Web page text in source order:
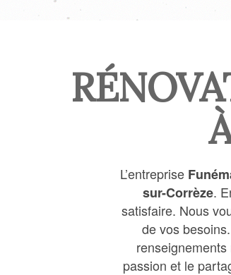
L’entreprise
sur-Corrèze.
satisfaire. Nous
de vos
passion et le